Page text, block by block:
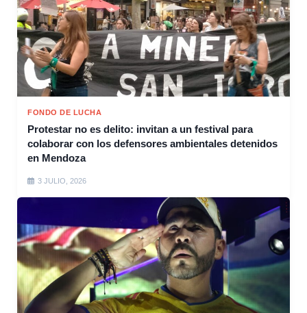
FONDO DE LUCHA
Protestar no es delito: invitan a un festival para
colaborar con los defensores ambientales detenidos
en Mendoza
3 JULIO, 2026